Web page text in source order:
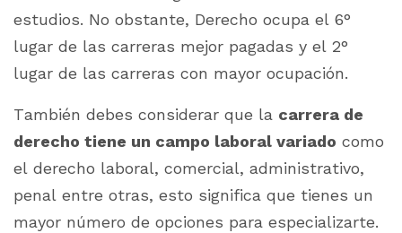
estudios. No obstante, Derecho ocupa el 6°
lugar de las carreras mejor pagadas y el 2°
lugar de las carreras con mayor ocupación.
También debes considerar que la carrera de
derecho tiene un campo laboral variado como
el derecho laboral, comercial, administrativo,
penal entre otras, esto significa que tienes un
mayor número de opciones para especializarte.